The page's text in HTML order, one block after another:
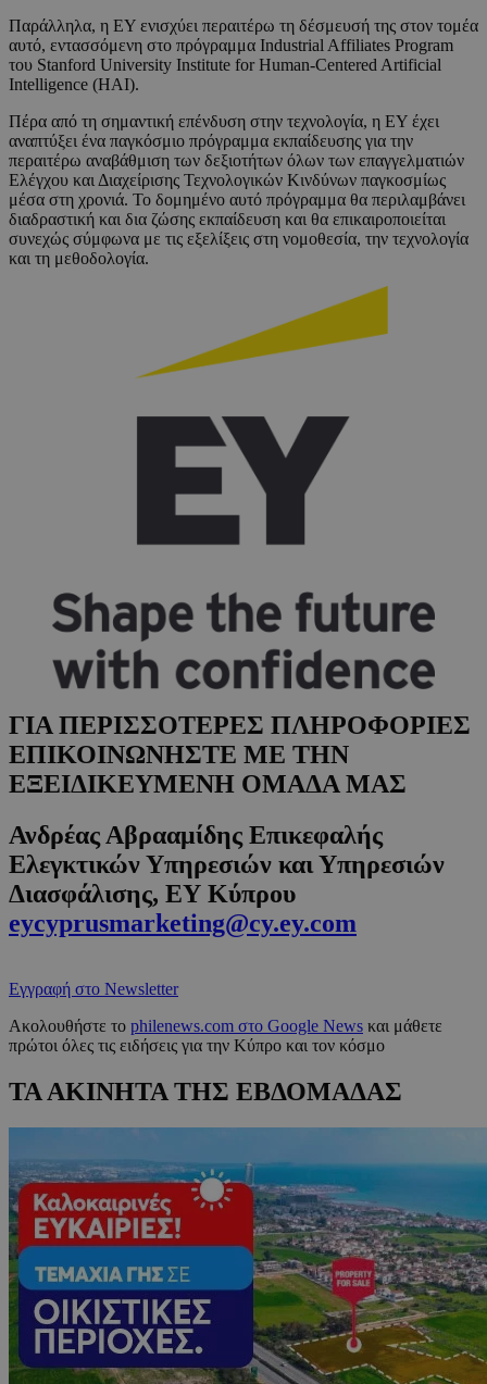
Παράλληλα, η EY ενισχύει περαιτέρω τη δέσμευσή της στον τομέα
αυτό, εντασσόμενη στο πρόγραμμα Industrial Affiliates Program
του Stanford University Institute for Human-Centered Artificial
Intelligence (HAI).
Πέρα από τη σημαντική επένδυση στην τεχνολογία, η EY έχει
αναπτύξει ένα παγκόσμιο πρόγραμμα εκπαίδευσης για την
περαιτέρω αναβάθμιση των δεξιοτήτων όλων των επαγγελματιών
Ελέγχου και Διαχείρισης Τεχνολογικών Κινδύνων παγκοσμίως
μέσα στη χρονιά. Το δομημένο αυτό πρόγραμμα θα περιλαμβάνει
διαδραστική και δια ζώσης εκπαίδευση και θα επικαιροποιείται
συνεχώς σύμφωνα με τις εξελίξεις στη νομοθεσία, την τεχνολογία
και τη μεθοδολογία.
ΓΙΑ ΠΕΡΙΣΣΟΤΕΡΕΣ ΠΛΗΡΟΦΟΡΙΕΣ
ΕΠΙΚΟΙΝΩΝΗΣΤΕ ΜΕ ΤΗΝ
ΕΞΕΙΔΙΚΕΥΜΕΝΗ ΟΜΑΔΑ ΜΑΣ
Ανδρέας Αβρααμίδης Επικεφαλής
Ελεγκτικών Υπηρεσιών και Υπηρεσιών
Διασφάλισης, ΕΥ Κύπρου
eycyprusmarketing@cy.ey.com
Εγγραφή στο Newsletter
Ακολουθήστε το philenews.com στο Google News και μάθετε
πρώτοι όλες τις ειδήσεις για την Κύπρο και τον κόσμο
ΤΑ ΑΚΙΝΗΤΑ ΤΗΣ ΕΒΔΟΜΑΔΑΣ